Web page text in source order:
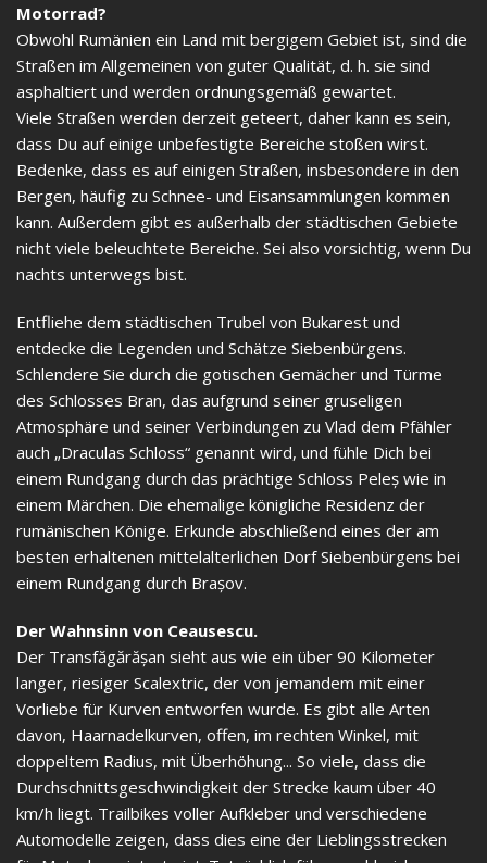
Motorrad?
Obwohl Rumänien ein Land mit bergigem Gebiet ist, sind die
Straßen im Allgemeinen von guter Qualität, d. h. sie sind
asphaltiert und werden ordnungsgemäß gewartet.
Viele Straßen werden derzeit geteert, daher kann es sein,
dass Du auf einige unbefestigte Bereiche stoßen wirst.
Bedenke, dass es auf einigen Straßen, insbesondere in den
Bergen, häufig zu Schnee- und Eisansammlungen kommen
kann. Außerdem gibt es außerhalb der städtischen Gebiete
nicht viele beleuchtete Bereiche. Sei also vorsichtig, wenn Du
nachts unterwegs bist.
Entfliehe dem städtischen Trubel von Bukarest und
entdecke die Legenden und Schätze Siebenbürgens.
Schlendere Sie durch die gotischen Gemächer und Türme
des Schlosses Bran, das aufgrund seiner gruseligen
Atmosphäre und seiner Verbindungen zu Vlad dem Pfähler
auch „Draculas Schloss“ genannt wird, und fühle Dich bei
einem Rundgang durch das prächtige Schloss Peleș wie in
einem Märchen. Die ehemalige königliche Residenz der
rumänischen Könige. Erkunde abschließend eines der am
besten erhaltenen mittelalterlichen Dorf Siebenbürgens bei
einem Rundgang durch Brașov.
Der Wahnsinn von Ceausescu.
Der Transfăgărășan sieht aus wie ein über 90 Kilometer
langer, riesiger Scalextric, der von jemandem mit einer
Vorliebe für Kurven entworfen wurde. Es gibt alle Arten
davon, Haarnadelkurven, offen, im rechten Winkel, mit
doppeltem Radius, mit Überhöhung... So viele, dass die
Durchschnittsgeschwindigkeit der Strecke kaum über 40
km/h liegt. Trailbikes voller Aufkleber und verschiedene
Automodelle zeigen, dass dies eine der Lieblingsstrecken